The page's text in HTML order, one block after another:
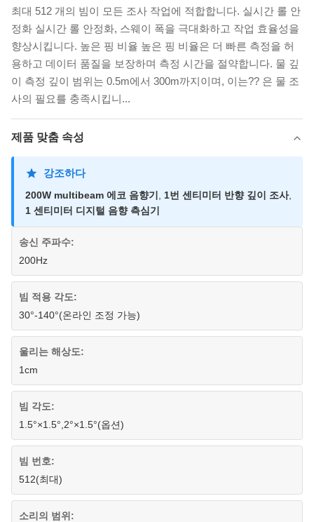
최대 512 개의 빔이 모든 조사 작업에 적합합니다. 실시간 롤 안
정화 실시간 롤 안정화, 스웨이 폭을 극대화하고 작업 효율성을
향상시킵니다. 높은 핑 비율 높은 핑 비율은 더 빠른 측정을 허
용하고 데이터 품질을 보장하며 측정 시간을 절약합니다. 물 깊
이 측정 깊이 범위는 0.5m에서 300m까지이며, 이는?? 은 물 조
사의 필요를 충족시킵니...
제품 맞춤 속성
강조하다
200W multibeam 에코 음향기 1번 센티미터 반향 깊이 조사,
1 센티미터 디지털 음향 측심기
송신 주파수:
200Hz
빔 적용 각도:
30°-140°(온라인 조정 가능)
울리는 해상도:
1cm
빔 각도:
1.5°×1.5°,2°×1.5°(옵션)
빔 번호:
512(최대)
소리의 범위: